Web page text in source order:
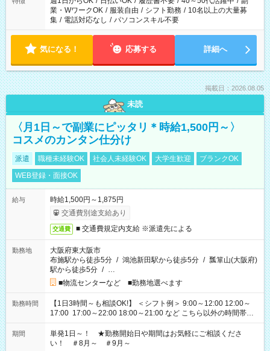
業・WワークOK / 服装自由 / シフト勤務 / 10名以上の大量募
集 / 電話対応なし / パソコンスキル不要
気になる！ 応募する 詳細へ
掲載日：2026.08.05
未読
〈月1日～で副業にピッタリ＊時給1,500円～〉
コスメのカンタン仕分け
派遣 職種未経験OK 社会人未経験OK 大学生歓迎
ブランクOK
WEB登録・面接OK
給与
時給1,500円～1,875円
交通費別途支給あり
交通費 ■ 交通費規定内支給 ※派遣先による
勤務地
大阪府東大阪市
布施駅から徒歩5分 / 鴻池新田駅から徒歩5分 / 瓢箪山(大阪府)
駅から徒歩5分 / …
■物流センターなど ■勤務地選べます
勤務時間
【1日3時間～も相談OK!】 ＜シフト例＞ 9:00～12:00 12:00～
17:00 17:00～22:00 18:00～21:00 など こちら以外の時間帯も
お気軽にご相談ください！
期間
単発1日～！ ★勤務開始日や期間はお気軽にご相談くださ
い！ ＃8月～ ＃9月～